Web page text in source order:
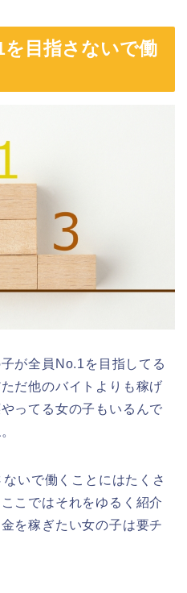
目指さないで働
が全員No.1を目指してる
だ他のバイトよりも稼げ
ってる女の子もいるんで
いで働くことにはたくさ
こではそれをゆるく紹介
を稼ぎたい女の子は要チ